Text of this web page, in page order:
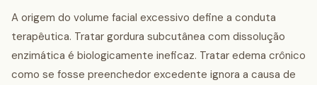
A origem do volume facial excessivo define a conduta
terapêutica. Tratar gordura subcutânea com dissolução
enzimática é biologicamente ineficaz. Tratar edema crônico
como se fosse preenchedor excedente ignora a causa de